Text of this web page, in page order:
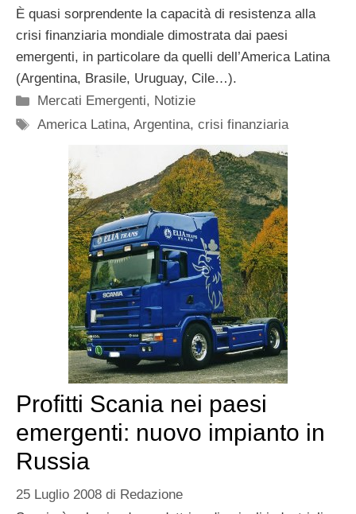
È quasi sorprendente la capacità di resistenza alla
crisi finanziaria mondiale dimostrata dai paesi
emergenti, in particolare da quelli dell’America Latina
(Argentina, Brasile, Uruguay, Cile…).
Categorie
Mercati Emergenti, Notizie
Tag
America Latina,Argentina,crisi finanziaria
Profitti Scania nei paesi
emergenti: nuovo impianto in
Russia
25 Luglio 2008 di Redazione